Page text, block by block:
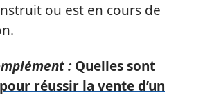
ou est en cours de
: Quelles sont
réussir la vente d’un